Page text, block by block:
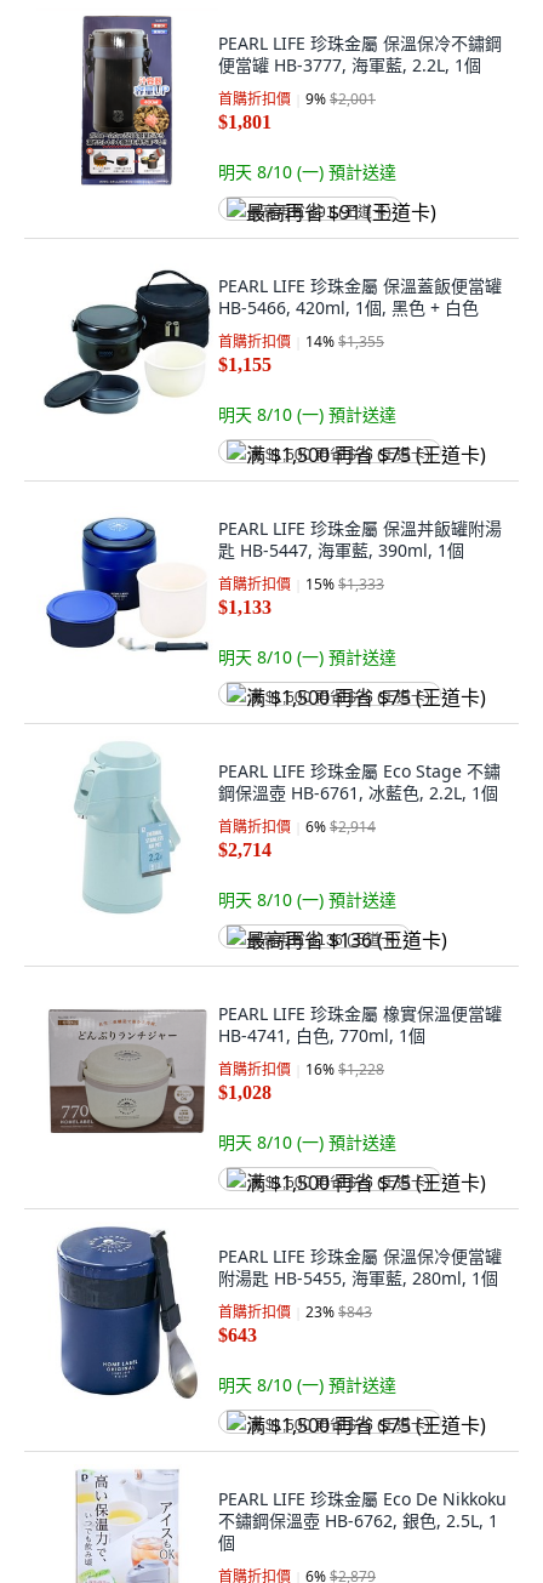
PEARL LIFE 珍珠金屬 保溫保冷不鏽鋼
便當罐 HB-3777, 海軍藍, 2.2L, 1個
首購折扣價 9%$2,001
$1,801
明天 8/10 (一) 預計送達
最高再省 $91 (王道卡)
PEARL LIFE 珍珠金屬 保溫蓋飯便當罐
HB-5466, 420ml, 1個, 黑色 + 白色
首購折扣價 14%$1,355
$1,155
明天 8/10 (一) 預計送達
满 $1,500 再省 $75 (王道卡)
PEARL LIFE 珍珠金屬 保溫丼飯罐附湯
匙 HB-5447, 海軍藍, 390ml, 1個
首購折扣價 15%$1,333
$1,133
明天 8/10 (一) 預計送達
满 $1,500 再省 $75 (王道卡)
PEARL LIFE 珍珠金屬 Eco Stage 不鏽
鋼保溫壺 HB-6761, 冰藍色, 2.2L, 1個
首購折扣價 6%$2,914
$2,714
明天 8/10 (一) 預計送達
最高再省 $136 (王道卡)
PEARL LIFE 珍珠金屬 橡實保溫便當罐
HB-4741, 白色, 770ml, 1個
首購折扣價 16%$1,228
$1,028
明天 8/10 (一) 預計送達
满 $1,500 再省 $75 (王道卡)
PEARL LIFE 珍珠金屬 保溫保冷便當罐
附湯匙 HB-5455, 海軍藍, 280ml, 1個
首購折扣價 23%$843
$643
明天 8/10 (一) 預計送達
满 $1,500 再省 $75 (王道卡)
PEARL LIFE 珍珠金屬 Eco De Nikkoku
不鏽鋼保溫壺 HB-6762, 銀色, 2.5L, 1
個
首購折扣價 6%$2,879